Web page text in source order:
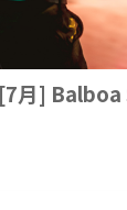
[7月]